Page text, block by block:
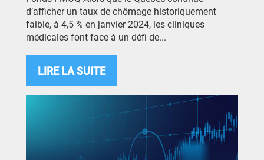
d’afficher un taux de chômage historiquement
faible, à 4,5 % en janvier 2024, les cliniques
médicales font face à un défi de...
LIRE LA SUITE